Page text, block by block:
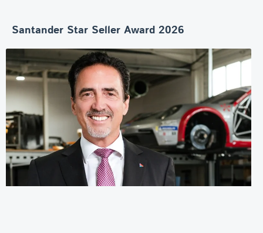
Santander Star Seller Award 2026